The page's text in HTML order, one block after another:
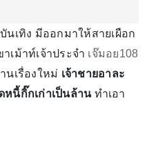
นเทิง มีออกมาให้สายเผือก
เม้าท์เจ้าประจำ เจ๊มอย108
นเรื่องใหม่ เจ้าชายอาละ
นี้กิ๊กเก่าเป็นล้านทำเอา